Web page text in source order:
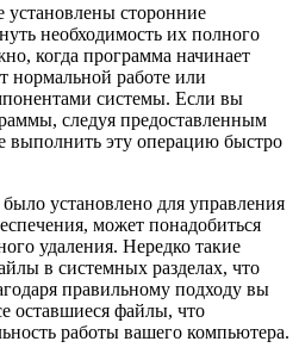
сторонние
необходимость их полного
когда программа начинает
нормальной работе или
системы. Если вы
следуя предоставленным
выполнить эту операцию быстро
установлено для управления
может понадобиться
удаления. Нередко такие
в системных разделах, что
правильному подходу вы
оставшиеся файлы, что
работы вашего компьютера.